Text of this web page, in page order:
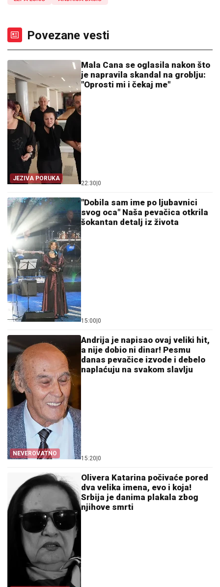
Povezane vesti
JEZIVA PORUKA
Mala Cana se oglasila nakon što
je napravila skandal na groblju:
"Oprosti mi i čekaj me"
22:30|0
"Dobila sam ime po ljubavnici
svog oca" Naša pevačica otkrila
šokantan detalj iz života
15:00|0
NEVEROVATNO
Andrija je napisao ovaj veliki hit,
a nije dobio ni dinar! Pesmu
danas pevačice izvode i debelo
naplaćuju na svakom slavlju
15:20|0
Olivera Katarina počivaće pored
dva velika imena, evo i koja!
Srbija je danima plakala zbog
njihove smrti